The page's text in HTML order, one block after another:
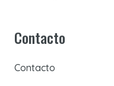
Contacto
Contacto